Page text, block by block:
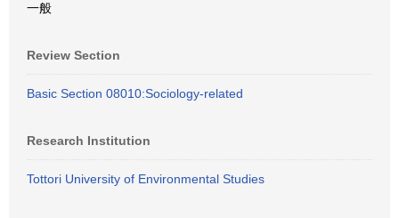
一般
Review Section
Basic Section 08010:Sociology-related
Research Institution
Tottori University of Environmental Studies